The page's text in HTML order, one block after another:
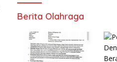
Berita Olahraga